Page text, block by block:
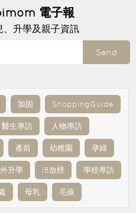
電子報
、升學及親子資訊
Send
加固 ShoppingGuide
醫生專訪 人物專訪
產前 幼稚園 孕婦
升學 IB放榜 學校專訪
母乳 毛孩